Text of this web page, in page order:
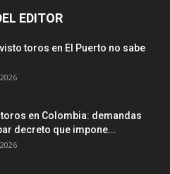
EDITOR
toros en El Puerto no sabe
en Colombia: demandas
decreto que impone...